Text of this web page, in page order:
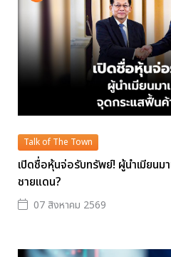
Talk of The Town
เปิดชื่อหุ้นจ่อรับทรัพย์! ผู้นำเมียนม
ชายแดน?
07 สิงหาคม 2569